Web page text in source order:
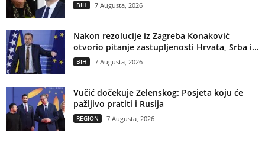
BIH 7 Augusta, 2026
Nakon rezolucije iz Zagreba Konaković
otvorio pitanje zastupljenosti Hrvata, Srba i...
BIH 7 Augusta, 2026
Vučić dočekuje Zelenskog: Posjeta koju će
pažljivo pratiti i Rusija
REGION 7 Augusta, 2026